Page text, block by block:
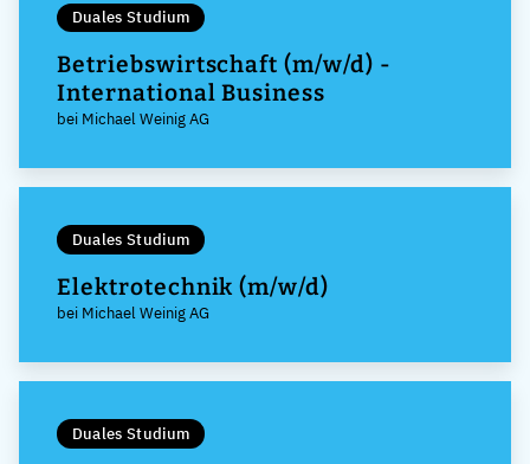
Duales Studium
Betriebswirtschaft (m/w/d) -
International Business
bei Michael Weinig AG
Duales Studium
Elektrotechnik (m/w/d)
bei Michael Weinig AG
Duales Studium